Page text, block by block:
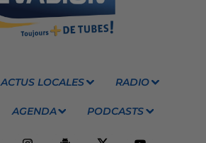
ACTUS LOCALES RADIO
AGENDA PODCASTS